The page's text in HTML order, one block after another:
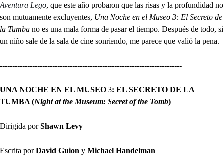
Aventura Lego, que este año probaron que las risas y la profundidad no
son mutuamente excluyentes, Una Noche en el Museo 3: El Secreto de
la Tumba no es una mala forma de pasar el tiempo. Después de todo, si
un niño sale de la sala de cine sonriendo, me parece que valió la pena.
-------------------------------------------------------------------------
UNA NOCHE EN EL MUSEO 3: EL SECRETO DE LA
TUMBA (Night at the Museum: Secret of the Tomb)
Dirigida porShawn Levy
Escrita porDavid Guion y Michael Handelman